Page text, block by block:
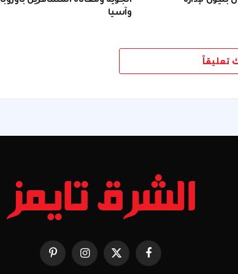
وآسيا
تعليقاً
فيسبوك X
(Twitter)
الانستغرامبينتيريست